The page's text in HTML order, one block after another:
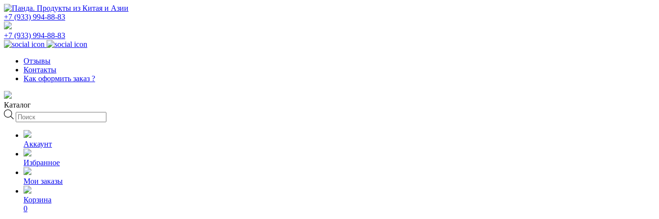
+7 (933) 994-88-83
+7 (933) 994-88-83
Отзывы
Контакты
Как оформить заказ ?
Каталог
Поиск
товаров
Аккаунт
Избранное
Мои заказы
Корзина
0